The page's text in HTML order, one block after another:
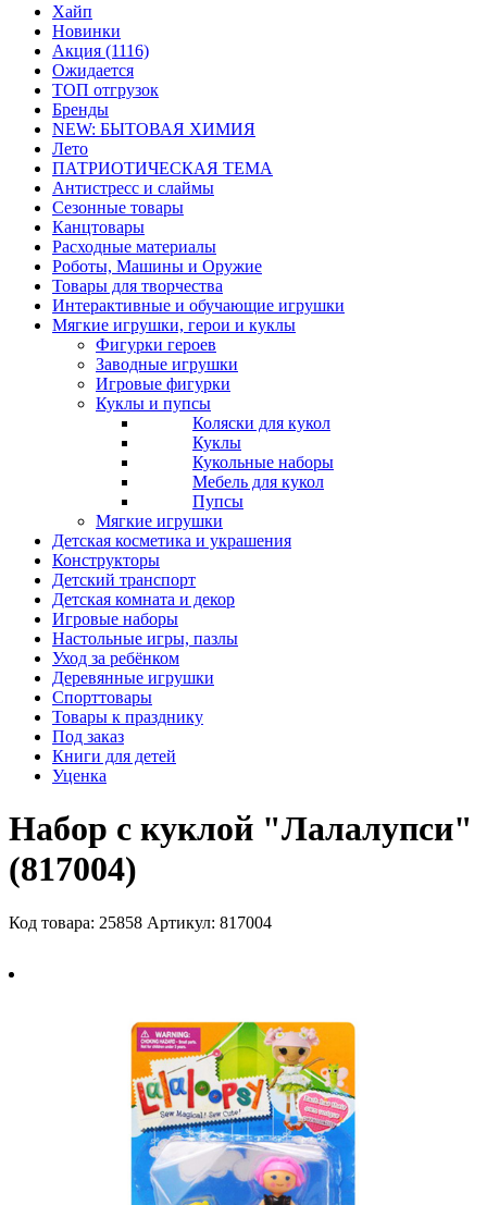
Хайп
Новинки
Акция (1116)
Ожидается
ТОП отгрузок
Бренды
NEW: БЫТОВАЯ ХИМИЯ
Лето
ПАТРИОТИЧЕСКАЯ ТЕМА
Антистресс и слаймы
Сезонные товары
Канцтовары
Расходные материалы
Роботы, Машины и Оружие
Товары для творчества
Интерактивные и обучающие игрушки
Мягкие игрушки, герои и куклы
Фигурки героев
Заводные игрушки
Игровые фигурки
Куклы и пупсы
Коляски для кукол
Куклы
Кукольные наборы
Мебель для кукол
Пупсы
Мягкие игрушки
Детская косметика и украшения
Конструкторы
Детский транспорт
Детская комната и декор
Игровые наборы
Настольные игры, пазлы
Уход за ребёнком
Деревянные игрушки
Спорттовары
Товары к празднику
Под заказ
Книги для детей
Уценка
Набор с куклой "Лалалупси"
(817004)
Код товара: 25858 Артикул: 817004